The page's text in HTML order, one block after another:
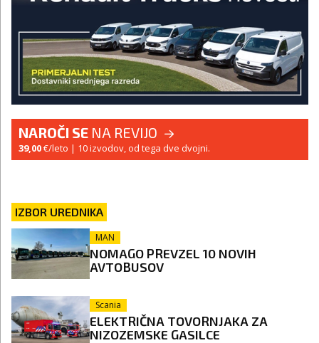
NAROČI SE NA REVIJO
39,00€/leto | 10 izvodov, od tega dve dvojni.
IZBOR UREDNIKA
MAN
NOMAGO PREVZEL 10 NOVIH
AVTOBUSOV
Scania
ELEKTRIČNA TOVORNJAKA ZA
NIZOZEMSKE GASILCE